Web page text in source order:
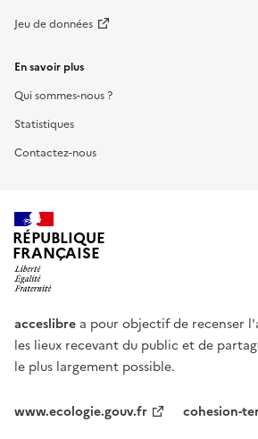
Jeu de données
En savoir plus
Qui sommes-nous ?
Statistiques
Contactez-nous
RÉPUBLIQUE
FRANÇAISE
acceslibre a pour objectif de recenser
les lieux recevant du public et de
le plus largement possible.
www.ecologie.gouv.fr
cohesion-